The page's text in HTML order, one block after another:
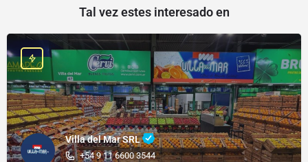
Tal vez estes interesado en
Villa del Mar SRL
+54 9 11 6600 3544